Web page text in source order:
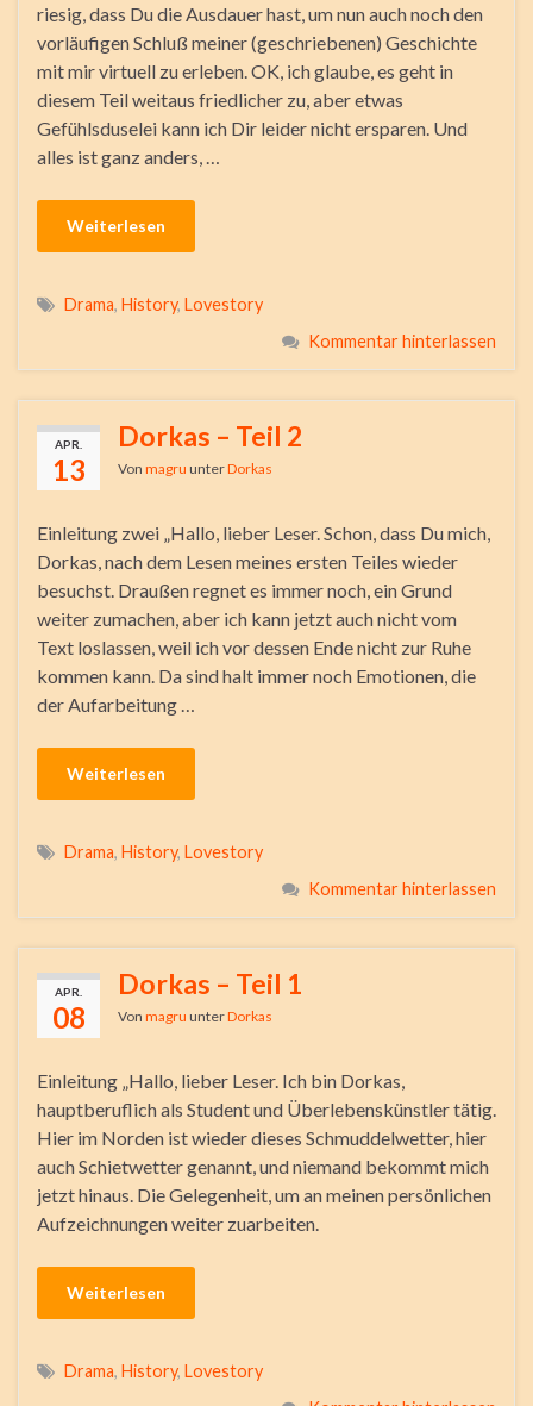
riesig, dass Du die Ausdauer hast, um nun auch noch den
vorläufigen Schluß meiner (geschriebenen) Geschichte
mit mir virtuell zu erleben. OK, ich glaube, es geht in
diesem Teil weitaus friedlicher zu, aber etwas
Gefühlsduselei kann ich Dir leider nicht ersparen. Und
alles ist ganz anders, …
Weiterlesen
Drama, History, Lovestory
Kommentar hinterlassen
APR.
13
Dorkas – Teil 2
Von magru unterDorkas
Einleitung zwei „Hallo, lieber Leser. Schon, dass Du mich,
Dorkas, nach dem Lesen meines ersten Teiles wieder
besuchst. Draußen regnet es immer noch, ein Grund
weiter zumachen, aber ich kann jetzt auch nicht vom
Text loslassen, weil ich vor dessen Ende nicht zur Ruhe
kommen kann. Da sind halt immer noch Emotionen, die
der Aufarbeitung …
Weiterlesen
Drama, History, Lovestory
Kommentar hinterlassen
APR.
08
Dorkas – Teil 1
Von magru unterDorkas
Einleitung „Hallo, lieber Leser. Ich bin Dorkas,
hauptberuflich als Student und Überlebenskünstler tätig.
Hier im Norden ist wieder dieses Schmuddelwetter, hier
auch Schietwetter genannt, und niemand bekommt mich
jetzt hinaus. Die Gelegenheit, um an meinen persönlichen
Aufzeichnungen weiter zuarbeiten.
Weiterlesen
Drama, History, Lovestory